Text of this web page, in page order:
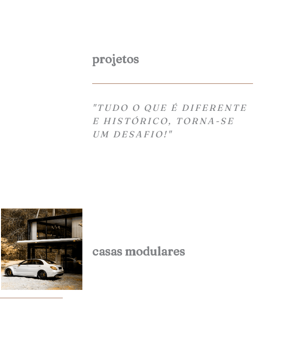
projetos
"TUDO O QUE É DIFERENTE
E HISTÓRICO, TORNA-SE
UM DESAFIO!"
casas modulares